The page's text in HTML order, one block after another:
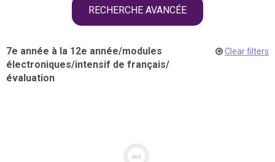
RECHERCHE AVANCÉE
7e année à la 12e année/modules
électroniques/intensif de français/
évaluation
Clear filters